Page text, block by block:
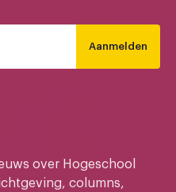
Aanmelden
over Hogeschool
columns,